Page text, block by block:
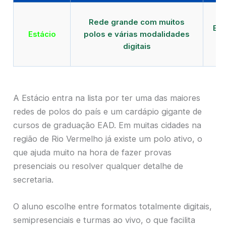
Estácio
Rede grande com muitos
polos e várias modalidades
digitais
A Estácio entra na lista por ter uma das maiores
redes de polos do país e um cardápio gigante de
cursos de graduação EAD. Em muitas cidades na
região de Rio Vermelho já existe um polo ativo, o
que ajuda muito na hora de fazer provas
presenciais ou resolver qualquer detalhe de
secretaria.
O aluno escolhe entre formatos totalmente digitais,
semipresenciais e turmas ao vivo, o que facilita